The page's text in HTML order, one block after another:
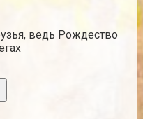
ведь Рождество